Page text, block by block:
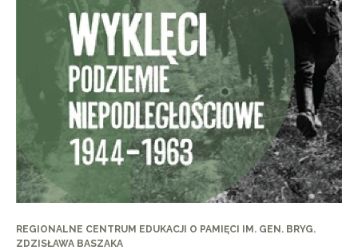
REGIONALNE CENTRUM EDUKACJI O PAMIĘCI IM. GEN. BRYG.
ZDZISŁAWA BASZAKA